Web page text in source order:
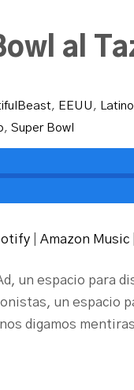
al
, EEUU ,
, Super Bowl
Amazon Music
un espacio para
un espacio
digamos